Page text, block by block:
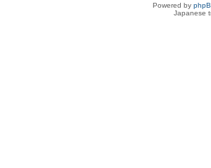
Powered by
Japanese